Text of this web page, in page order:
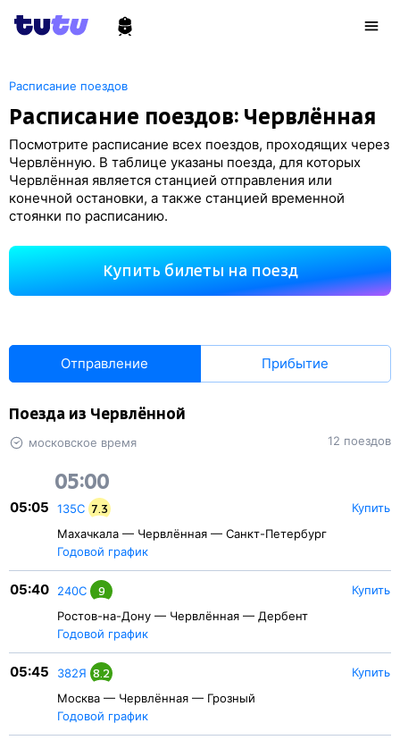
Расписание поездов
Расписание поездов: Червлённая
Посмотрите расписание всех поездов, проходящих через
Червлённую. В таблице указаны поезда, для которых
Червлённая является станцией отправления или
конечной остановки, а также станцией временной
стоянки по расписанию.
Купить билеты на поезд
Отправление Прибытие
Поезда из Червлённой
московское время 12 поездов
05:00
05:05 135С 7.3
Махачкала — Червлённая — Санкт-Петербург
Годовой график
Купить
05:40 240С 9
Ростов-на-Дону — Червлённая — Дербент
Годовой график
Купить
05:45 382Я 8.2
Москва — Червлённая — Грозный
Годовой график
Купить